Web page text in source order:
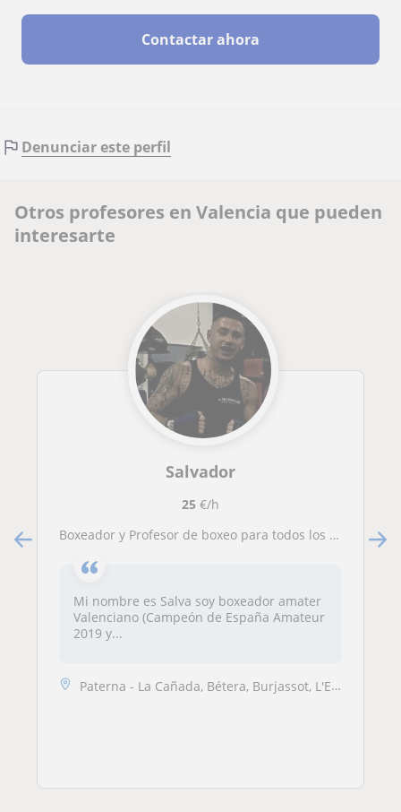
Contactar ahora
Denunciar este perfil
Otros profesores en Valencia que pueden
interesarte
Salvador
25€/h
Boxeador y Profesor de boxeo para todos los niveles y todas las edades
Mi nombre es Salva soy boxeador amater
Valenciano (Campeón de España Amateur
2019 y...
Paterna - La Cañada, Bétera, Burjassot, L'Eliana, Manises, Quart de Po...